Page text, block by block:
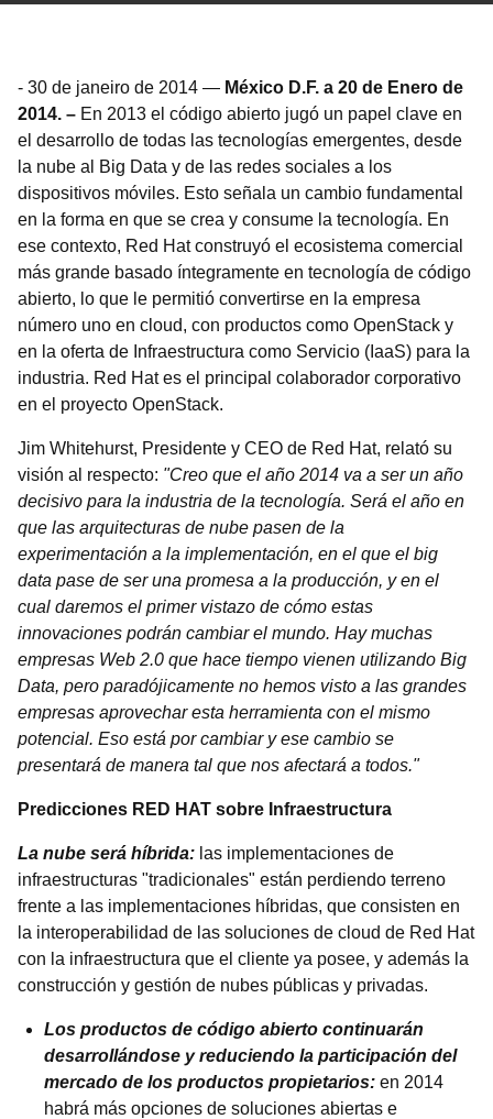
- 30 de janeiro de 2014 — México D.F. a 20 de Enero de
2014. – En 2013 el código abierto jugó un papel clave en
el desarrollo de todas las tecnologías emergentes, desde
la nube al Big Data y de las redes sociales a los
dispositivos móviles. Esto señala un cambio fundamental
en la forma en que se crea y consume la tecnología. En
ese contexto, Red Hat construyó el ecosistema comercial
más grande basado íntegramente en tecnología de código
abierto, lo que le permitió convertirse en la empresa
número uno en cloud, con productos como OpenStack y
en la oferta de Infraestructura como Servicio (IaaS) para la
industria. Red Hat es el principal colaborador corporativo
en el proyecto OpenStack.
Jim Whitehurst, Presidente y CEO de Red Hat, relató su
visión al respecto: "Creo que el año 2014 va a ser un año
decisivo para la industria de la tecnología. Será el año en
que las arquitecturas de nube pasen de la
experimentación a la implementación, en el que el big
data pase de ser una promesa a la producción, y en el
cual daremos el primer vistazo de cómo estas
innovaciones podrán cambiar el mundo. Hay muchas
empresas Web 2.0 que hace tiempo vienen utilizando Big
Data, pero paradójicamente no hemos visto a las grandes
empresas aprovechar esta herramienta con el mismo
potencial. Eso está por cambiar y ese cambio se
presentará de manera tal que nos afectará a todos."
Predicciones RED HAT sobre Infraestructura
La nube será híbrida: las implementaciones de
infraestructuras "tradicionales" están perdiendo terreno
frente a las implementaciones híbridas, que consisten en
la interoperabilidad de las soluciones de cloud de Red Hat
con la infraestructura que el cliente ya posee, y además la
construcción y gestión de nubes públicas y privadas.
Los productos de código abierto continuarán
desarrollándose y reduciendo la participación del
mercado de los productos propietarios: en 2014
habrá más opciones de soluciones abiertas e